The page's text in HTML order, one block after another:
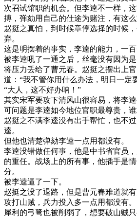
次召试馆职的机会。但李逵不一样，
搏，弹劾用自己的仕途为赌注，有这
赵挺之真怕，到时候章惇选择的时候
弃。
这是明摆着的事实，李逵的能力，一百
被李逵吼了一通之后，丝毫没有因为
将压力丢给了曹元春。赵挺之摆出上
道：“我不管你用什么办法，明日一定
“大人，这不好办呐！”
其实宋军要攻下清风山很容易，将李逵
可问题是李逵如今地位官职最尊贵，
赵挺之不满李逵没有出手帮忙，也不
逵。
但他也清楚弹劾李逵一点用都没有。
李逵没错做任何事，他是中书省官员
的重任。战场上的所有事，他插手是
分。
被李逵逼了一下。
赵挺之没了退路，但是曹元春难道就
攻打山贼，兵力投入多一点用都没有
犀利的弓弩也被削弱了，想要破山贼